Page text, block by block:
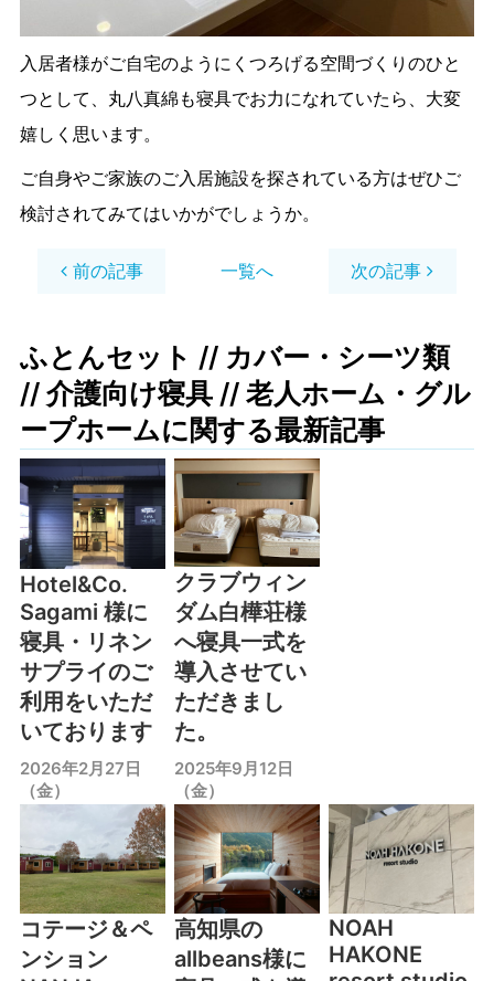
入居者様がご自宅のようにくつろげる空間づくりのひと
つとして、丸八真綿も寝具でお力になれていたら、大変
嬉しく思います。
ご自身やご家族のご入居施設を探されている方はぜひご
検討されてみてはいかがでしょうか。
前の記事 一覧へ 次の記事
ふとんセット // カバー・シーツ類
// 介護向け寝具// 老人ホーム・グル
ープホームに関する最新記事
Hotel&Co.
Sagami 様に
寝具・リネン
サプライのご
利用をいただ
いております
2026年2月27日
（金）
クラブウィン
ダム白樺荘様
へ寝具一式を
導入させてい
ただきまし
た。
2025年9月12日
（金）
コテージ＆ペ
ンション
高知県の
allbeans様に
NOAH
HAKONE